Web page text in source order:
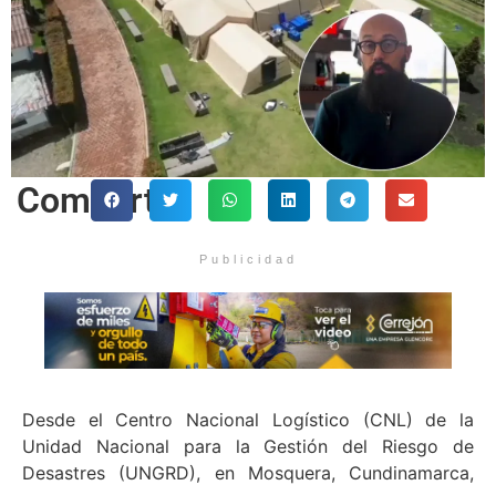
Comparte
Publicidad
Desde el Centro Nacional Logístico (CNL) de la
Unidad Nacional para la Gestión del Riesgo de
Desastres (UNGRD), en Mosquera, Cundinamarca,